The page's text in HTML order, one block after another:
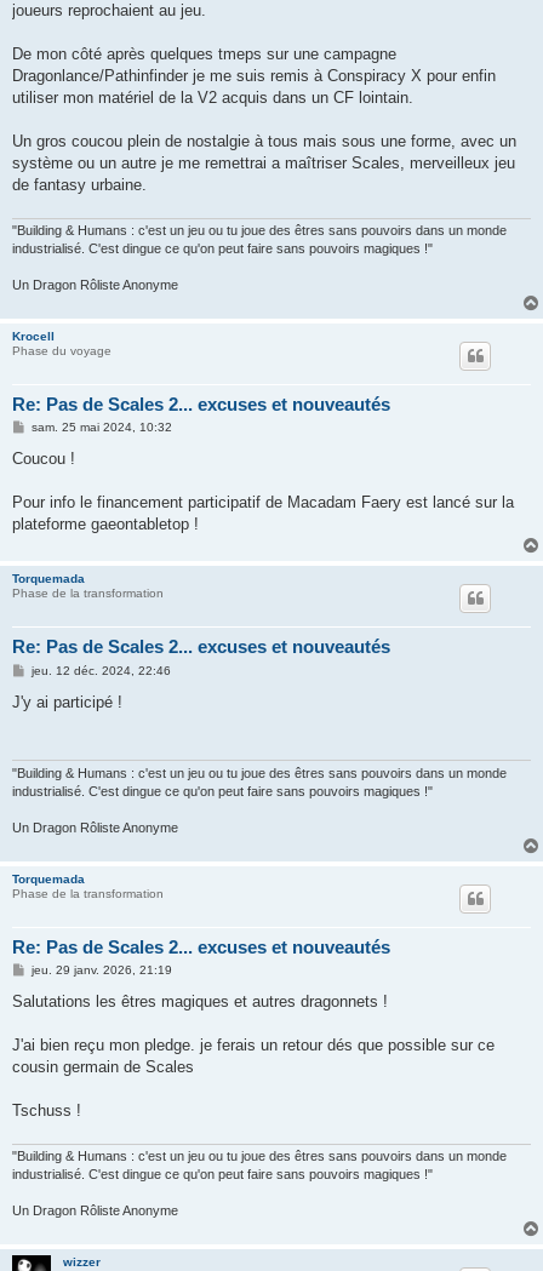
joueurs reprochaient au jeu.
De mon côté après quelques tmeps sur une campagne
Dragonlance/Pathinfinder je me suis remis à Conspiracy X pour enfin
utiliser mon matériel de la V2 acquis dans un CF lointain.
Un gros coucou plein de nostalgie à tous mais sous une forme, avec un
système ou un autre je me remettrai a maîtriser Scales, merveilleux jeu
de fantasy urbaine.
"Building & Humans : c'est un jeu ou tu joue des êtres sans pouvoirs dans un monde
industrialisé. C'est dingue ce qu'on peut faire sans pouvoirs magiques !"
Un Dragon Rôliste Anonyme
Krocell
Phase du voyage
Re: Pas de Scales 2... excuses et nouveautés
M
s
g
sam. 25 mai 2024, 10:32
Coucou !
Pour info le financement participatif de Macadam Faery est lancé sur la
plateforme gaeontabletop !
Torquemada
Phase de la transformation
Re: Pas de Scales 2... excuses et nouveautés
M
s
s
jeu. 12 déc. 2024, 22:46
J'y ai participé !
"Building & Humans : c'est un jeu ou tu joue des êtres sans pouvoirs dans un monde
industrialisé. C'est dingue ce qu'on peut faire sans pouvoirs magiques !"
Un Dragon Rôliste Anonyme
Torquemada
Phase de la transformation
Re: Pas de Scales 2... excuses et nouveautés
M
s
g
jeu. 29 janv. 2026, 21:19
Salutations les êtres magiques et autres dragonnets !
J'ai bien reçu mon pledge. je ferais un retour dés que possible sur ce
cousin germain de Scales
Tschuss !
"Building & Humans : c'est un jeu ou tu joue des êtres sans pouvoirs dans un monde
industrialisé. C'est dingue ce qu'on peut faire sans pouvoirs magiques !"
Un Dragon Rôliste Anonyme
wizzer